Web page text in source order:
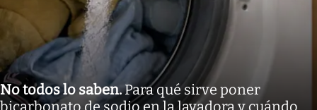
No todos lo saben.Para qué sirve poner
bicarbonato de sodio en la lavadora y cuándo